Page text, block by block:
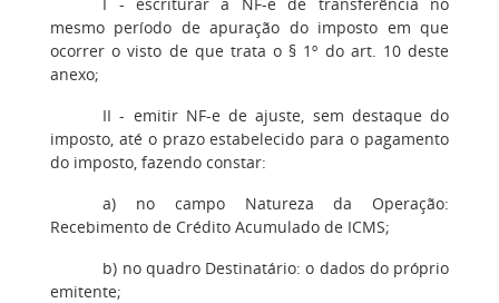
mesmo período de apuração do imposto em que
ocorrer o visto de que trata o § 1º do art. 10 deste
anexo;
II - emitir NF-e de ajuste, sem destaque do
imposto, até o prazo estabelecido para o pagamento
do imposto, fazendo constar:
a) no campo Natureza da Operação:
Recebimento de Crédito Acumulado de ICMS;
b) no quadro Destinatário: o dados do próprio
emitente;